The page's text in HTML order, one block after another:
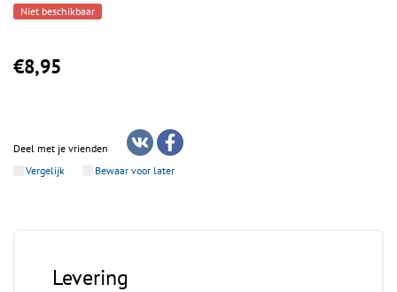
Niet beschikbaar
€8,95
Deel met je vrienden
Vergelijk
Bewaar voor later
Levering